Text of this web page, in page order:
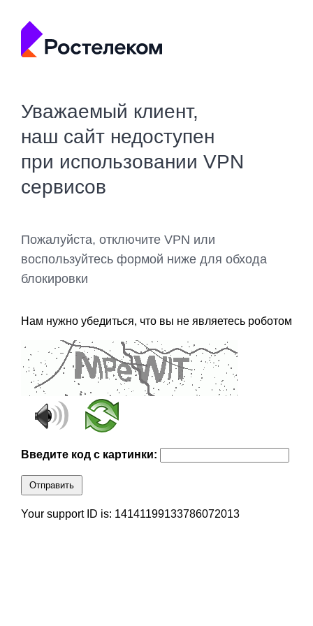
Уважаемый клиент,
наш сайт недоступен
при использовании VPN
сервисов
Пожалуйста, отключите VPN или
воспользуйтесь формой ниже для обхода
блокировки
Нам нужно убедиться, что вы не являетесь роботом
Введите код с картинки:
Отправить
Your support ID is: 14141199133786072013